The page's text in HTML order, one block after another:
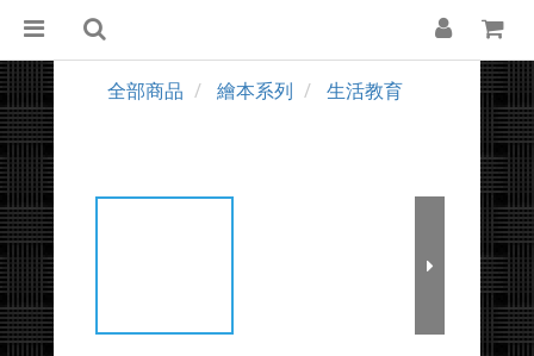
全部商品 繪本系列 生活教育